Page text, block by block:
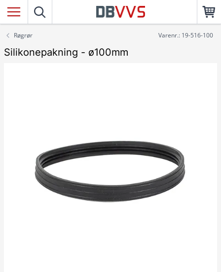
Røgrør Varenr.: 19-516-100
Silikonepakning - ø100mm